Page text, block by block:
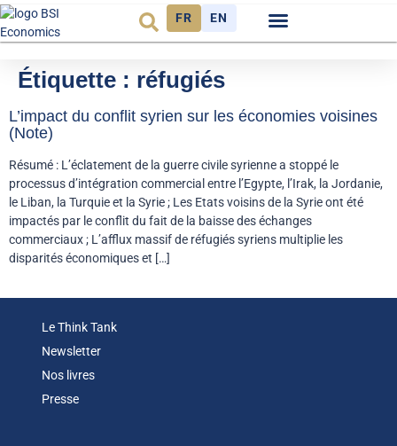
FR EN
Étiquette : réfugiés
L’impact du conflit syrien sur les économies voisines
(Note)
Résumé : L’éclatement de la guerre civile syrienne a stoppé le
processus d’intégration commercial entre l’Egypte, l’Irak, la Jordanie,
le Liban, la Turquie et la Syrie ; Les Etats voisins de la Syrie ont été
impactés par le conflit du fait de la baisse des échanges
commerciaux ; L’afflux massif de réfugiés syriens multiplie les
disparités économiques et […]
Le Think Tank
Newsletter
Nos livres
Presse